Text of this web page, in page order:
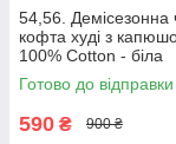
54,56. Демісезонна
кофта худі з
100% Cotton - біла
Готово до відправки
590 ₴ 900 ₴